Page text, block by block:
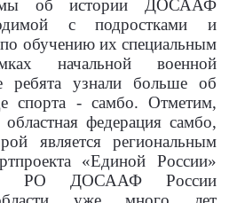
об истории ДОСААФ
с подростками и
обучению их специальным
начальной военной
ребята узнали больше об
спорта - самбо. Отметим,
федерация самбо,
является региональным
«Единой России»
РО ДОСААФ России